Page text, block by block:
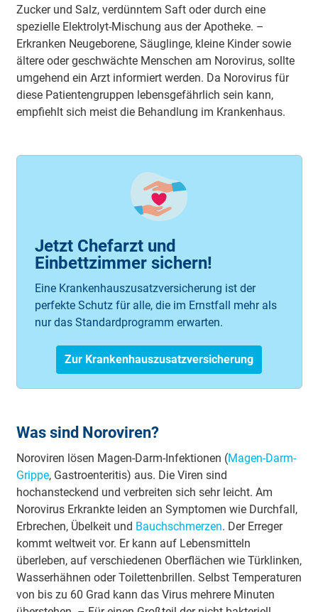
Zucker und Salz, verdünntem Saft oder durch eine
spezielle Elektrolyt-Mischung aus der Apotheke. –
Erkranken Neugeborene, Säuglinge, kleine Kinder sowie
ältere oder geschwächte Menschen am Norovirus, sollte
umgehend ein Arzt informiert werden. Da Norovirus für
diese Patientengruppen lebensgefährlich sein kann,
empfiehlt sich meist die Behandlung im Krankenhaus.
Jetzt Chefarzt und
Einbettzimmer sichern!
Eine Krankenhauszusatzversicherung ist der
perfekte Schutz für alle, die im Ernstfall mehr als
nur das Standardprogramm erwarten.
Zur Krankenhauszusatzversicherung
Was sind Noroviren?
Noroviren lösen Magen-Darm-Infektionen (Magen-Darm-
Grippe, Gastroenteritis) aus. Die Viren sind
hochansteckend und verbreiten sich sehr leicht. Am
Norovirus Erkrankte leiden an Symptomen wie Durchfall,
Erbrechen, Übelkeit und Bauchschmerzen. Der Erreger
kommt weltweit vor. Er kann auf Lebensmitteln
überleben, auf verschiedenen Oberflächen wie Türklinken,
Wasserhähnen oder Toilettenbrillen. Selbst Temperaturen
von bis zu 60 Grad kann das Virus mehrere Minuten